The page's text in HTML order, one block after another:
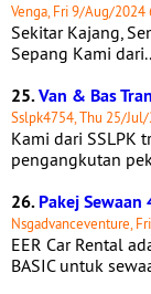
Venga, Fri 9/Aug/2024
Sekitar Kajang,
Sepang Kami dari..
25.Van & Bas
Sslpk4754, Thu 25/
Kami dari SSLPK
pengangkutan
26.Pakej
Nsgadvanceventure,
EER Car Rental
BASIC untuk